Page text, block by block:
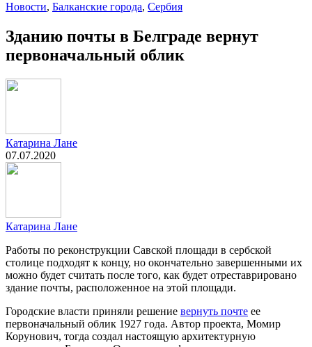
Новости, Балканские города, Сербия
Зданию почты в Белграде вернут
первоначальный облик
Катарина Лане
07.07.2020
Катарина Лане
Работы по реконструкции Савской площади в сербской
столице подходят к концу, но окончательно завершенными их
можно будет считать после того, как будет отреставрировано
здание почты, расположенное на этой площади.
Городские власти приняли решение вернуть почте ее
первоначальный облик 1927 года. Автор проекта, Момир
Корунович, тогда создал настоящую архитектурную